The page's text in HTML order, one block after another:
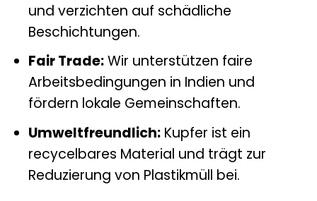
und verzichten auf schädliche
Beschichtungen.
Fair Trade:Wir unterstützen faire
Arbeitsbedingungen in Indien und
fördern lokale Gemeinschaften.
Umweltfreundlich:Kupfer ist ein
recycelbares Material und trägt zur
Reduzierung von Plastikmüll bei.